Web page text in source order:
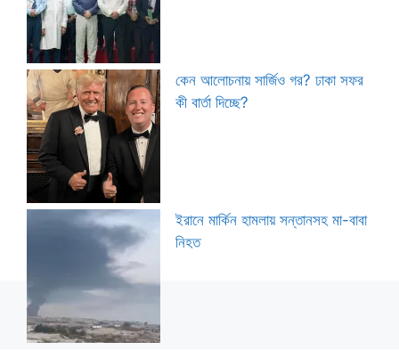
কেন আলোচনায় সার্জিও গর? ঢাকা সফর
কী বার্তা দিচ্ছে?
ইরানে মার্কিন হামলায় সন্তানসহ মা-বাবা
নিহত